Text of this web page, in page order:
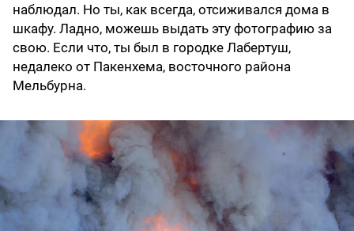
наблюдал. Но ты, как всегда, отсиживался дома в
шкафу. Ладно, можешь выдать эту фотографию за
свою. Если что, ты был в городке Лабертуш,
недалеко от Пакенхема, восточного района
Мельбурна.